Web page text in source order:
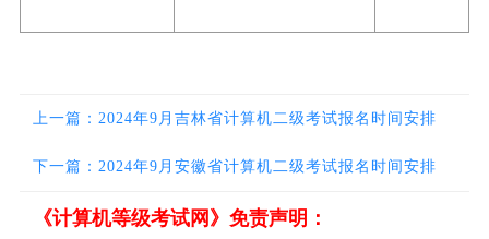
上一篇：2024年9月吉林省计算机二级考试报名时间安排
下一篇：2024年9月安徽省计算机二级考试报名时间安排
《计算机等级考试网》免责声明：